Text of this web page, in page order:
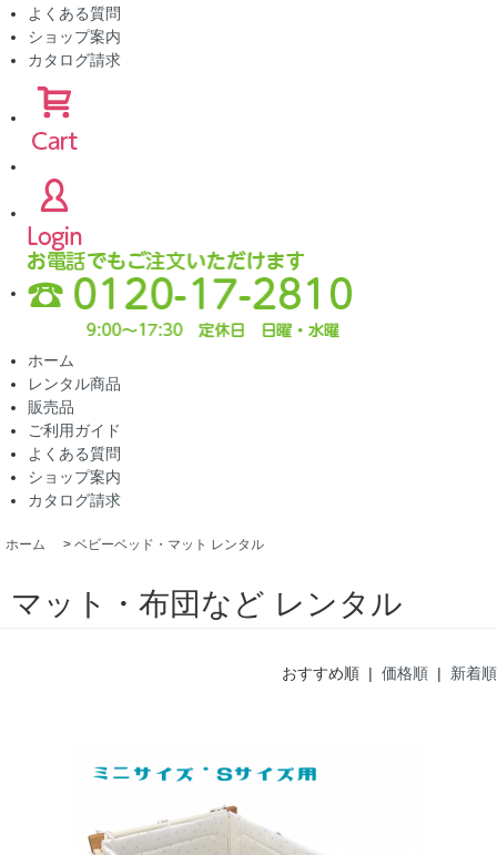
よくある質問
ショップ案内
カタログ請求
ホーム
レンタル商品
販売品
ご利用ガイド
よくある質問
ショップ案内
カタログ請求
ホーム > ベビーベッド・マット レンタル
マット・布団など レンタル
おすすめ順 | 価格順 | 新着順